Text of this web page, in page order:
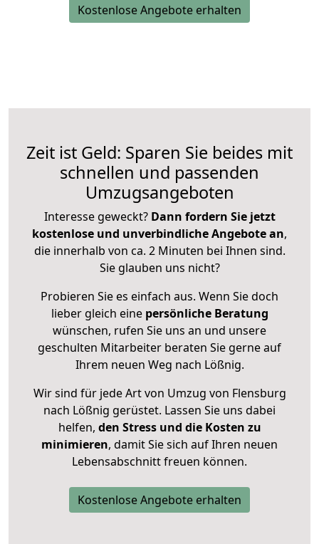
Kostenlose Angebote erhalten
Zeit ist Geld: Sparen Sie beides mit
schnellen und passenden
Umzugsangeboten
Interesse geweckt? Dann fordern Sie jetzt
kostenlose und unverbindliche Angebote an,
die innerhalb von ca. 2 Minuten bei Ihnen sind.
Sie glauben uns nicht?
Probieren Sie es einfach aus. Wenn Sie doch
lieber gleich eine persönliche Beratung
wünschen, rufen Sie uns an und unsere
geschulten Mitarbeiter beraten Sie gerne auf
Ihrem neuen Weg nach Lößnig.
Wir sind für jede Art von Umzug von Flensburg
nach Lößnig gerüstet. Lassen Sie uns dabei
helfen, den Stress und die Kosten zu
minimieren, damit Sie sich auf Ihren neuen
Lebensabschnitt freuen können.
Kostenlose Angebote erhalten